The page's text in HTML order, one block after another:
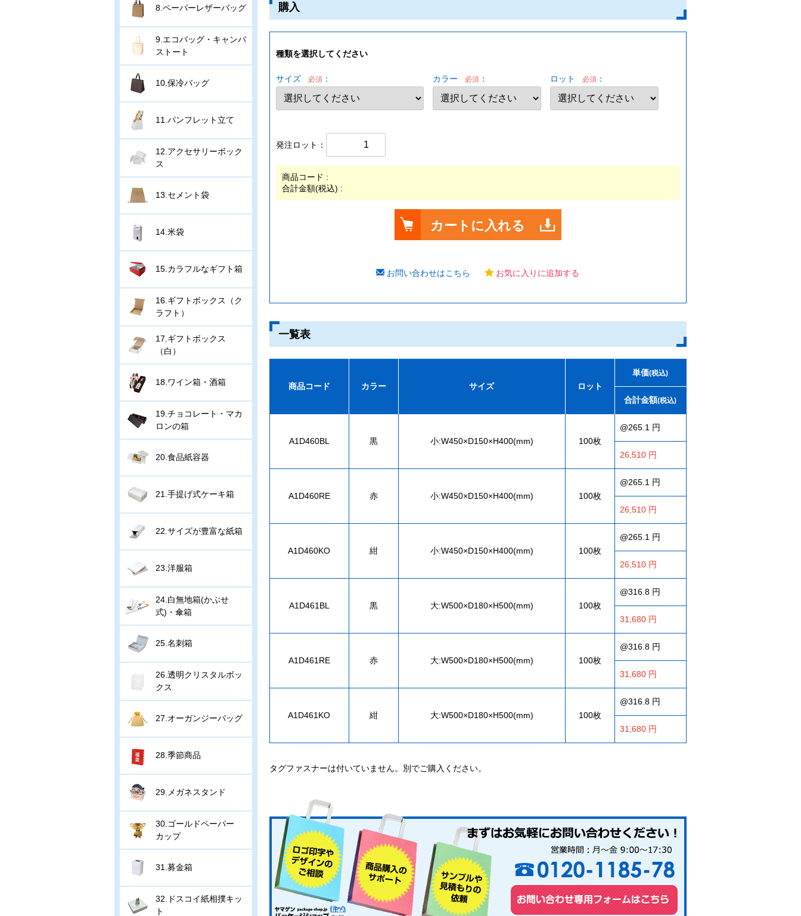
購入
種類を選択してください
サイズ 必須： カラー 必須： ロット 必須：
発注ロット：
商品コード :
合計金額(税込) :
カートに入れる
お問い合わせはこちら お気に入りに追加する
一覧表
商品コード カラー サイズ ロット
単価(税込)
合計金額(税込)
A1D460BL 黒 小:W450×D150×H400(mm) 100枚
@265.1 円
26,510 円
A1D460RE 赤 小:W450×D150×H400(mm) 100枚
@265.1 円
26,510 円
A1D460KO 紺 小:W450×D150×H400(mm) 100枚
@265.1 円
26,510 円
A1D461BL 黒 大:W500×D180×H500(mm) 100枚
@316.8 円
31,680 円
A1D461RE 赤 大:W500×D180×H500(mm) 100枚
@316.8 円
31,680 円
A1D461KO 紺 大:W500×D180×H500(mm) 100枚
@316.8 円
31,680 円
タグファスナーは付いていません。別でご購入ください。
8.ペーパーレザーバッグ
9.エコバッグ・キャンバ
ストート
10.保冷バッグ
11.パンフレット立て
12.アクセサリーボック
ス
13.セメント袋
14.米袋
15.カラフルなギフト箱
16.ギフトボックス（ク
ラフト）
17.ギフトボックス
（白）
18.ワイン箱・酒箱
19.チョコレート・マカ
ロンの箱
20.食品紙容器
21.手提げ式ケーキ箱
22.サイズが豊富な紙箱
23.洋服箱
24.白無地箱(かぶせ
式)・傘箱
25.名刺箱
26.透明クリスタルボッ
クス
27.オーガンジーバッグ
28.季節商品
29.メガネスタンド
30.ゴールドペーパー
カップ
31.募金箱
32.ドスコイ紙相撲キッ
ト